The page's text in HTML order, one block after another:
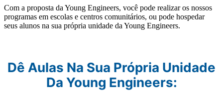
Com a proposta da Young Engineers, você pode realizar os nossos
programas em escolas e centros comunitários, ou pode hospedar
seus alunos na sua própria unidade da Young Engineers.
Dê Aulas Na Sua Própria Unidade
Da Young Engineers: